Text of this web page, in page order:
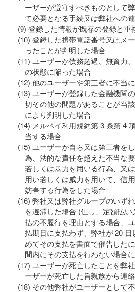
ーザーが遵守すべきものとして
て必要となる手続又は弊社への
登録した情報が既存の登録と重
登録した携帯電話番号又はメ
ったことが判明した場合
ユーザーが債務超過、無資力
の状態に陥った場合
他のユーザーや第三者に不当
ユーザーが登録した金融機関
切その他の問題があることが当
により判明した場合
メルペイ利用規約第 3 条第 4
当する場合
ユーザーが自ら又は第三者を
為、法的な責任を超えた不当な
若しくは暴力を用いる行為、又
用い若しくは威力を用いて、信
妨害する行為をした場合
弊社又は弊社グループのいず
を遅滞した場合 (但し、定額払
払の不履行を理由とする場合、
払期日に支払わず、弊社が 20
めてその支払を書面で催告した
間内にその支払を行わない場合
ユーザーが死亡したことを弊
ーザーが死亡した旨親族から連
その他弊社がユーザーとして